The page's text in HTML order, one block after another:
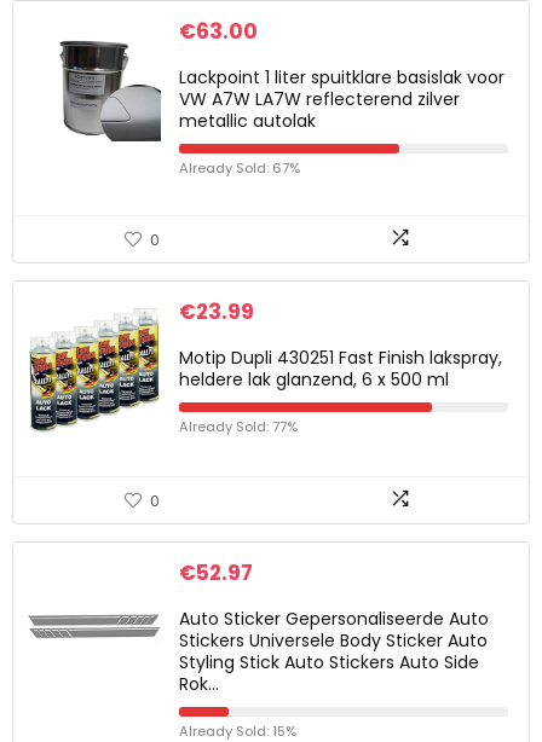
€63.00
Lackpoint 1 liter spuitklare basislak voor
VW A7W LA7W reflecterend zilver
metallic autolak
Already Sold: 67%
0
€23.99
Motip Dupli 430251 Fast Finish lakspray,
heldere lak glanzend, 6 x 500 ml
Already Sold: 77%
0
€52.97
Auto Sticker Gepersonaliseerde Auto
Stickers Universele Body Sticker Auto
Styling Stick Auto Stickers Auto Side
Rok…
Already Sold: 15%